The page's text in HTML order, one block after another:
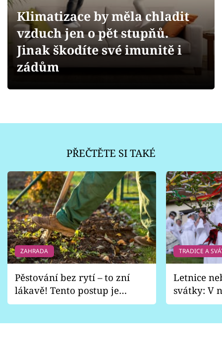
Přihlášení
Sledujte nás
Klimatizace by měla chladit
vzduch jen o pět stupňů.
Jinak škodíte své imunitě i
zádům
PŘEČTĚTE SI TAKÉ
ZAHRADA
Pěstování bez rytí – to zní
lákavě! Tento postup je
vhodný jen pro některé
TRADICE A
Letnice
svátky: V
pondělí